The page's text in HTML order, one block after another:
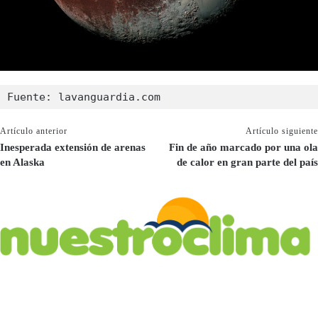
Fuente: lavanguardia.com
Artículo anterior
Inesperada extensión de arenas
en Alaska
Artículo siguiente
Fin de año marcado por una ola
de calor en gran parte del país